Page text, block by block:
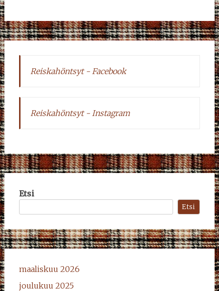
Reiskahöntsyt - Facebook
Reiskahöntsyt - Instagram
Etsi
Etsi
maaliskuu 2026
joulukuu 2025